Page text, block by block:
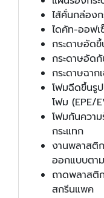
ไส้คั่นกล่อง
ไดคัท-ออฟเ
กระดาษอัด
กระดาษอัด
กระดาษฉา
โฟมฉีดขึ้นรู
โฟม (EPE/
โฟมกันควา
กระแทก
งานพลาสติ
ออกแบบตา
ถาดพลาส
สกรีนแพค